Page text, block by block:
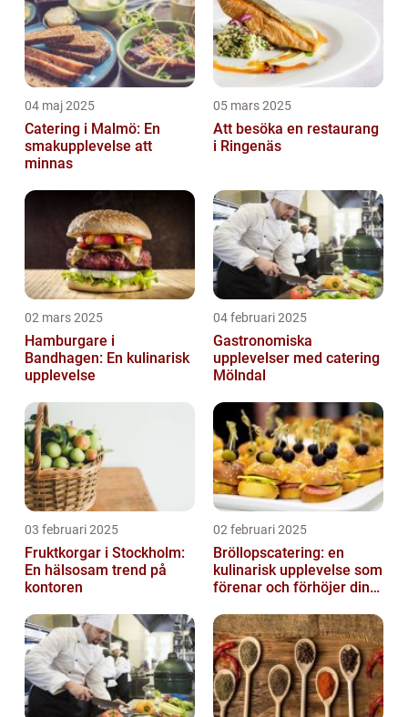
04 maj 2025
Catering i Malmö: En
smakupplevelse att
minnas
05 mars 2025
Att besöka en restaurang
i Ringenäs
02 mars 2025
Hamburgare i
Bandhagen: En kulinarisk
upplevelse
04 februari 2025
Gastronomiska
upplevelser med catering
Mölndal
03 februari 2025
Fruktkorgar i Stockholm:
En hälsosam trend på
kontoren
02 februari 2025
Bröllopscatering: en
kulinarisk upplevelse som
förenar och förhöjer din